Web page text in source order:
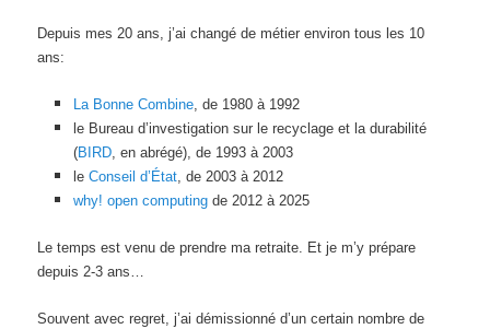
Depuis mes 20 ans, j’ai changé de métier environ tous les 10
ans:
La Bonne Combine, de 1980 à 1992
le Bureau d’investigation sur le recyclage et la durabilité
(BIRD, en abrégé), de 1993 à 2003
le Conseil d’État, de 2003 à 2012
why! open computingde 2012 à 2025
Le temps est venu de prendre ma retraite. Et je m’y prépare
depuis 2-3 ans…
Souvent avec regret, j’ai démissionné d’un certain nombre de